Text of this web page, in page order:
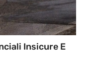
Insicure E